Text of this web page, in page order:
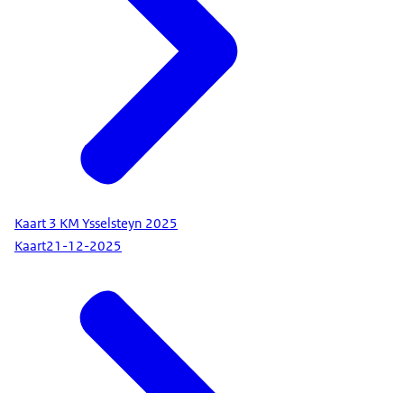
Kaart 3 KM Ysselsteyn 2025
Kaart21-12-2025